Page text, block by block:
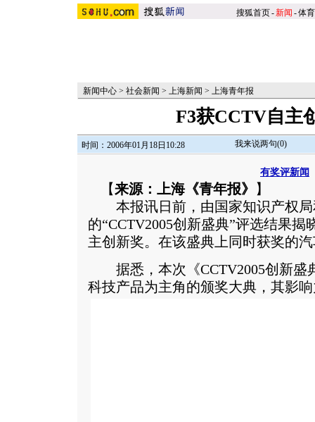
搜狐首页-新闻 -体育
新闻中心 > 社会新闻 > 上海新闻 > 上海青年报
F3获CCTV自主
时间：2006年01月18日10:28 我来说两句(0)
有奖评新闻
【来源：上海《青年报》
】
本报讯日前，由国家知识产权局
的“CCTV2005创新盛典”评选结果
主创新奖。在该盛典上同时获奖的
据悉，本次《CCTV2005创新盛
科技产品为主角的颁奖大典，其影